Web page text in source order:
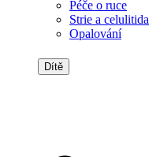
Péče o ruce
Strie a celulitida
Opalování
Dítě